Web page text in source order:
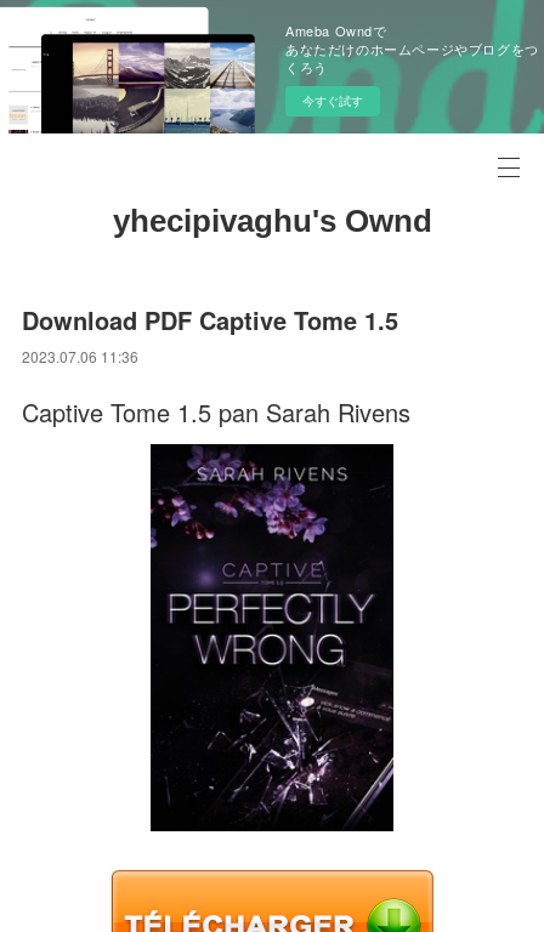
Ameba Owndで
あなただけのホームページやブログをつ
くろう
今すぐ試す
yhecipivaghu's Ownd
Download PDF Captive Tome 1.5
2023.07.06 11:36
Captive Tome 1.5 pan Sarah Rivens